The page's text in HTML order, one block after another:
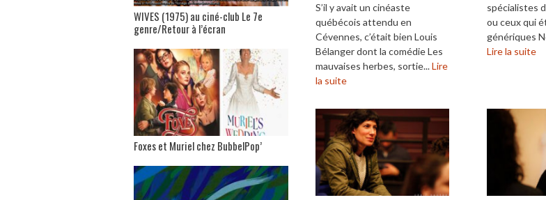
S’il y avait un cinéaste
québécois attendu en
Cévennes, c’était bien Louis
Bélanger dont la comédie Les
mauvaises herbes, sortie...Lire
la suite
spécialistes
ou ceux qui
génériques
Lire la suite
WIVES (1975) au ciné-club Le 7e
genre/Retour à l’écran
Foxes et Muriel chez BubbelPop’